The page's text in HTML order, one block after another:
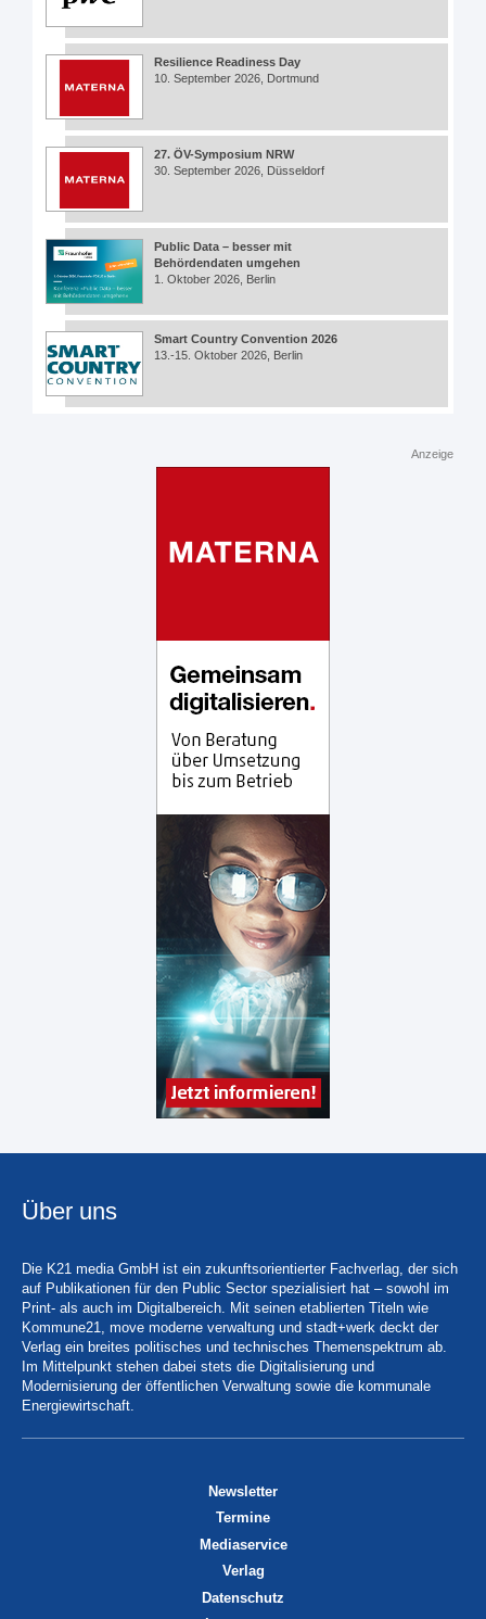
Resilience Readiness Day
10. September 2026, Dortmund
27. ÖV-Symposium NRW
30. September 2026, Düsseldorf
Public Data – besser mit
Behördendaten umgehen
1. Oktober 2026, Berlin
Smart Country Convention 2026
13.-15. Oktober 2026, Berlin
Anzeige
Über uns
Die K21 media GmbH ist ein zukunftsorientierter Fachverlag, der sich
auf Publikationen für den Public Sector spezialisiert hat – sowohl im
Print- als auch im Digitalbereich. Mit seinen etablierten Titeln wie
Kommune21, move moderne verwaltung und stadt+werk deckt der
Verlag ein breites politisches und technisches Themenspektrum ab.
Im Mittelpunkt stehen dabei stets die Digitalisierung und
Modernisierung der öffentlichen Verwaltung sowie die kommunale
Energiewirtschaft.
Newsletter
Termine
Mediaservice
Verlag
Datenschutz